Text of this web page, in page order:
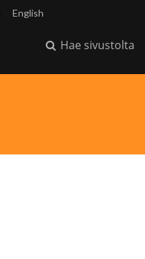
English
Hae sivustolta